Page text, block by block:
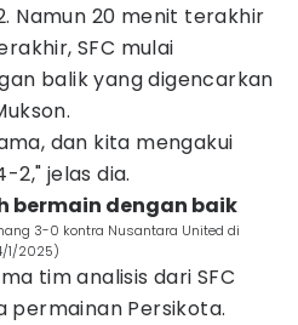
Namun 20 menit terakhir
SFC mulai
balik yang digencarkan
dan kita mengakui
2," jelas dia.
bermain dengan baik
3-0 kontra Nusantara United di
1/2025)
tim analisis dari SFC
permainan Persikota.